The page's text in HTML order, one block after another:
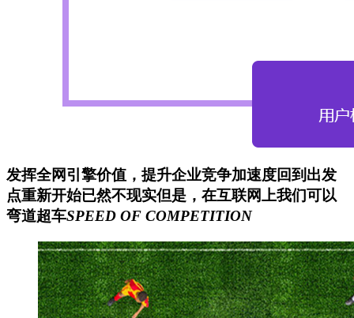
发挥全网引擎价值，提升企业竞争加速度回到出发
点重新开始已然不现实但是，在互联网上我们可以
弯道超车SPEED OF COMPETITION